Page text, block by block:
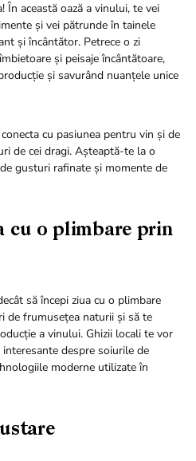
În această oază a vinului, te vei
și vei pătrunde în tainele
și încântător. Petrece o zi
și peisaje încântătoare,
și savurând nuanțele unice
cu pasiunea pentru vin și de
de cei dragi. Așteaptă-te la o
gusturi rafinate și momente de
cu o plimbare prin
să începi ziua cu o plimbare
de frumusețea naturii și să te
a vinului. Ghizii locali te vor
despre soiurile de
moderne utilizate în